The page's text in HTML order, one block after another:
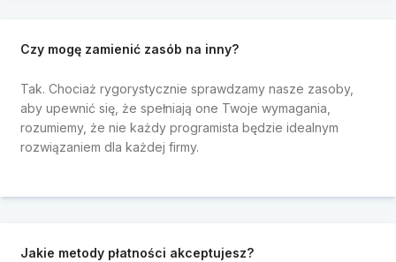
Czy mogę zamienić zasób na inny?
Tak. Chociaż rygorystycznie sprawdzamy nasze zasoby,
aby upewnić się, że spełniają one Twoje wymagania,
rozumiemy, że nie każdy programista będzie idealnym
rozwiązaniem dla każdej firmy.
Jakie metody płatności akceptujesz?